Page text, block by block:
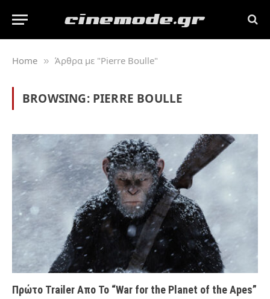
Home » Άρθρα με "Pierre Boulle"
BROWSING: PIERRE BOULLE
Πρώτο Trailer Απο Το “War for the Planet of the Apes”